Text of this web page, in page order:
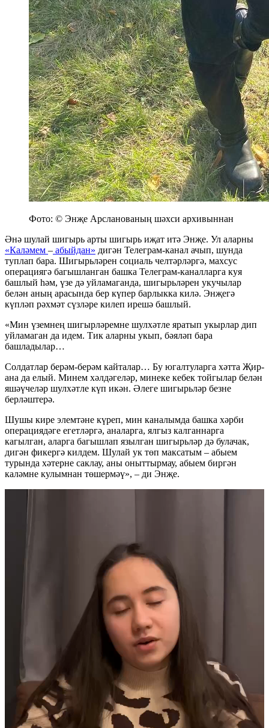
Фото: © Энҗе Арсланованың шәхси архивыннан
Әнә шулай шигырь арты шигырь иҗат итә Энҗе. Ул аларны
«Каләмем – абыйдан» дигән Телеграм-канал ачып, шунда
туплап бара. Шигырьләрен социаль челтәрләргә, махсус
операциягә багышланган башка Телеграм-каналларга куя
башлый һәм, үзе дә уйламаганда, шигырьләрен укучылар
белән аның арасында бер күпер барлыкка килә. Энҗегә
күпләп рәхмәт сүзләре килеп ирешә башлый.
«Мин үземнең шигырләремне шулхәтле яратып укырлар дип
уйламаган да идем. Тик аларны укып, бәяләп бара
башладылар…
Солдатлар берәм-берәм кайталар… Бу югалтуларга хәтта Җир-
ана да елый. Минем хәлдәгеләр, минеке кебек тойгылар белән
яшәүчеләр шулхәтле күп икән. Әлеге шигырьләр безне
берләштерә.
Шушы кире элемтәне күреп, мин каналымда башка хәрби
операциядәге егетләргә, аналарга, ялгыз калганнарга
кагылган, аларга багышлап язылган шигырьләр дә булачак,
дигән фикергә килдем. Шулай ук төп максатым – абыем
турында хәтерне саклау, аны оныттырмау, абыем биргән
каләмне кулымнан төшермәү», – ди Энҗе.